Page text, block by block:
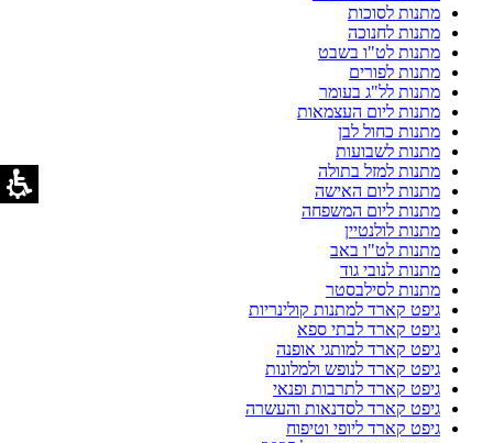
מתנות לסוכות
מתנות לחנוכה
מתנות לט"ו בשבט
מתנות לפורים
מתנות לל"ג בעומר
מתנות ליום העצמאות
מתנות כחול לבן
מתנות לשבועות
מתנות למזל בתולה
מתנות ליום האישה
מתנות ליום המשפחה
מתנות לולנטיין
מתנות לט"ו באב
מתנות לנובי גוד
מתנות לסילבסטר
גיפט קארד למתנות קולינריות
גיפט קארד לבתי ספא
גיפט קארד למותגי אופנה
גיפט קארד לנופש ולמלונות
גיפט קארד לתרבות ופנאי
גיפט קארד לסדנאות והעשרה
גיפט קארד ליופי וטיפוח